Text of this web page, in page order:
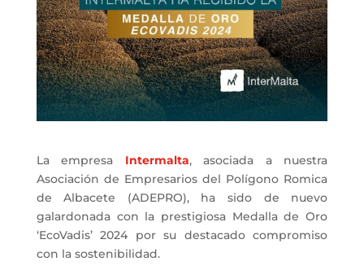
La empresa Intermalta, asociada a nuestra
Asociación de Empresarios del Polígono Romica
de Albacete (ADEPRO), ha sido de nuevo
galardonada con la prestigiosa Medalla de Oro
‘EcoVadis’ 2024 por su destacado compromiso
con la sostenibilidad.